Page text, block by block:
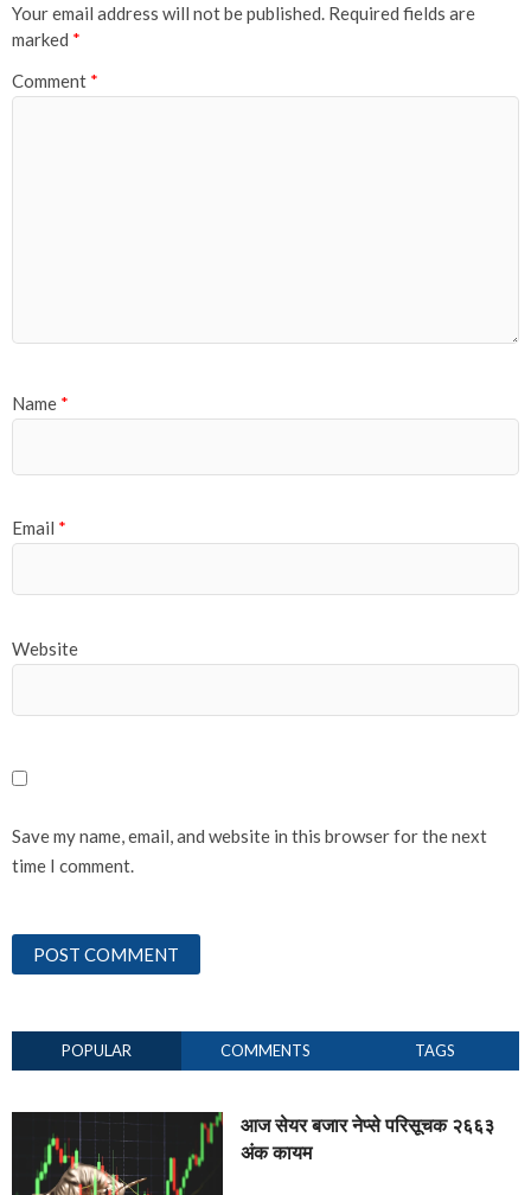
Your email address will not be published. Required fields are
marked *
Comment *
Name *
Email *
Website
Save my name, email, and website in this browser for the next
time I comment.
POPULAR COMMENTS TAGS
आज सेयर बजार नेप्से परिसूचक २६६३
अंक कायम